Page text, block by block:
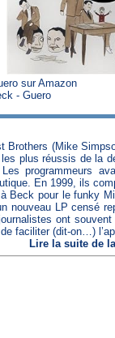
sur Amazon
Brothers (Mike
plus réussis de la
programmeurs
En 1999, ils
Beck pour le funky
nouveau LP censé
ont
faciliter (dit-on…)
Lire la suite de